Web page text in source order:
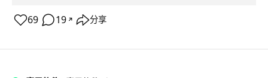
69 19 ↗ 分享